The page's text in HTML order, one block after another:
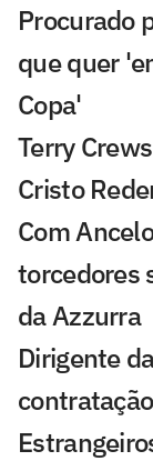
Procurado
que quer
Copa'
Terry
Cristo
Com
torcedores
da Azzurra
Dirigente